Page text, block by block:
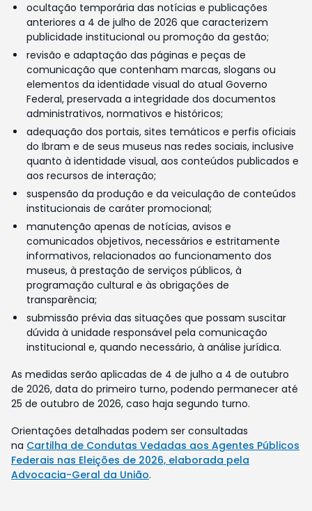
ocultação temporária das notícias e publicações
anteriores a 4 de julho de 2026 que caracterizem
publicidade institucional ou promoção da gestão;
revisão e adaptação das páginas e peças de
comunicação que contenham marcas, slogans ou
elementos da identidade visual do atual Governo
Federal, preservada a integridade dos documentos
administrativos, normativos e históricos;
adequação dos portais, sites temáticos e perfis oficiais
do Ibram e de seus museus nas redes sociais, inclusive
quanto à identidade visual, aos conteúdos publicados e
aos recursos de interação;
suspensão da produção e da veiculação de conteúdos
institucionais de caráter promocional;
manutenção apenas de notícias, avisos e
comunicados objetivos, necessários e estritamente
informativos, relacionados ao funcionamento dos
museus, à prestação de serviços públicos, à
programação cultural e às obrigações de
transparência;
submissão prévia das situações que possam suscitar
dúvida à unidade responsável pela comunicação
institucional e, quando necessário, à análise jurídica.
As medidas serão aplicadas de 4 de julho a 4 de outubro
de 2026, data do primeiro turno, podendo permanecer até
25 de outubro de 2026, caso haja segundo turno.
Orientações detalhadas podem ser consultadas
na Cartilha de Condutas Vedadas aos Agentes Públicos
Federais nas Eleições de 2026, elaborada pela
Advocacia-Geral da União.